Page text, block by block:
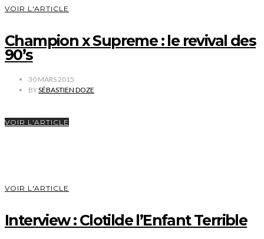
VOIR L'ARTICLE
Champion x Supreme : le revival des
90’s
30 MARS 2015
BYSÉBASTIEN DOZE
VOIR L'ARTICLE
VOIR L'ARTICLE
Interview : Clotilde l’Enfant Terrible